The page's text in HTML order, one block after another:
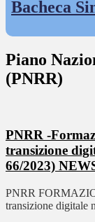
Bacheca
Piano
(PNRR)
PNRR -
transizione
66/2023)
PNRR
transizione digitale